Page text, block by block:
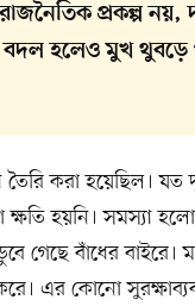
প্রকল্প নয়,
বদল হলেও মুখ থুবড়ে
করা হয়েছিল। যত
হয়নি। সমস্যা
গেছে বাঁধের বাইরে।
এর কোনো